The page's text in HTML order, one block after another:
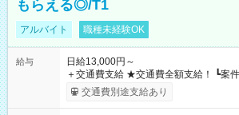
もらえる◎/T1
アルバイト 職種未経験OK
給与
日給13,000円～
＋交通費支給 ★交通費全額支給！ ┗案件により規定あり ★日払
いOK！（規定あり） ┗働いたその日に
ンビニATMから 日払い分を引き落とせます！ 【試用
交通費別途支給あり